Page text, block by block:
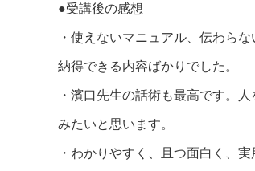
●受講後の感想
・使えないマニュアル、伝わら
納得できる内容ばかりでした。
・濱口先生の話術も最高です。
みたいと思います。
・わかりやすく、且つ面白く、